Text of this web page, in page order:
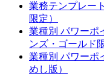
業務テンプレー
限定）
業種別 パワーポ
ンズ・ゴールド
業種別 パワーポ
めし版）